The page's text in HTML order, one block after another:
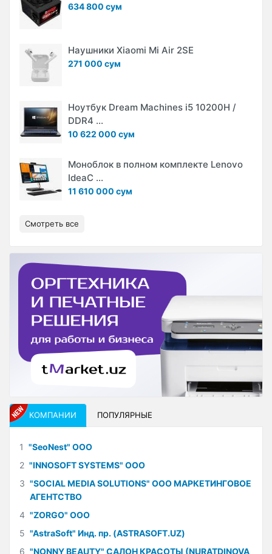
634 800 сум
Наушники Xiaomi Mi Air 2SE
271 000 сум
Ноутбук Dream Machines i5 10200H /
DDR4 ...
10 622 000 сум
Моноблок в полном комплекте Lenovo
IdeaC ...
11 610 000 сум
Смотреть все
КОМПАНИИ ПОПУЛЯРНЫЕ
1 "SeoNest" ООО
2 "INNOSOFT SYSTEMS" ООО
3 "SOCIAL MEDIA SOLUTIONS" ООО МАРКЕТИНГОВОЕ
АГЕНТСТВО
4 "ZORGO" ООО
5 "AstraSoft" Инд. пр. (ASTRASOFT.UZ)
6 "NONNY BEAUTY" САЛОН КРАСОТЫ (NURATDINOVA